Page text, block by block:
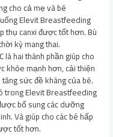
cho cả mẹ và bé
Elevit Breastfeeding
thụ canxi được tốt hơn. Bù
kỳ mang thai.
là hai thành phần giúp cho
khỏe mạnh hơn, cải thiện
sức đề kháng của bé.
trong Elevit Breastfeeding
bổ sung các dưỡng
Và giúp cho các bé hấp
tốt hơn.